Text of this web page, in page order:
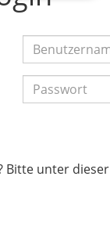
Bitte unter dieser